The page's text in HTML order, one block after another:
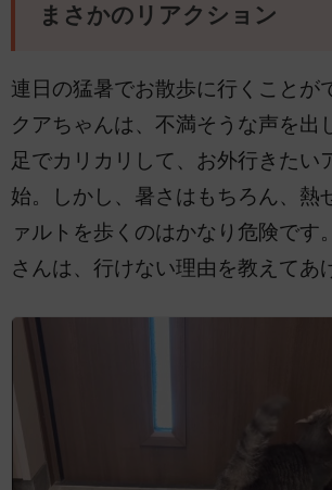
まさかのリアクション
連日の猛暑でお散歩に行くことが
クアちゃんは、不満そうな声を出
足でカリカリして、お外行きたい
始。しかし、暑さはもちろん、熱
ァルトを歩くのはかなり危険です
さんは、行けない理由を教えてあ